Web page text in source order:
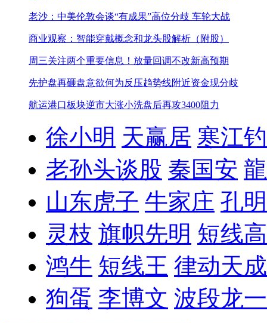
老沙：中美伦敦会谈“有成果”高位分歧 车轮大战
商业观察：智能穿戴概念和龙头股解析（附股）
周三关注两个重要信息！ 放量回调不改新高预期
先护盘再砸盘意欲何为反压趋势线附近资金现分歧
航运港口板块逆市大涨小洗盘后再攻3400阻力
徐小明 天赢居 寒江
老孙头谈股 秦国安
山东虎子 牛家庄 孔
灵枝 旗帜先明 短线
鸿牛 短线王 律动天成
狗蛋 李博文 波段龙一